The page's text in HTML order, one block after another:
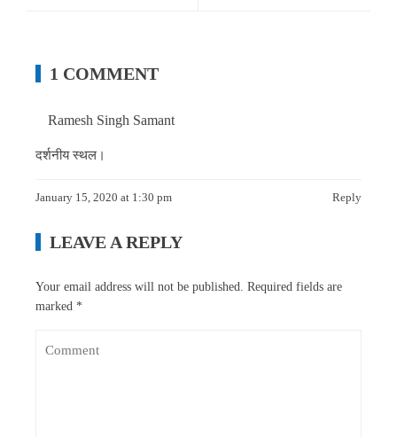
1 COMMENT
Ramesh Singh Samant
दर्शनीय स्थल।
January 15, 2020 at 1:30 pm Reply
LEAVE A REPLY
Your email address will not be published.
Required fields are
marked *